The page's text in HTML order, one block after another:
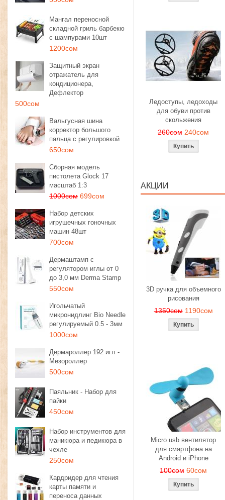
Мангал переносной
складной гриль барбекю
с шампурами 10шт
1200сом
Защитный экран
отражатель для
кондиционера,
Дефлектор
500сом
Вальгусная шина
корректор большого
пальца с регулировкой
650сом
Сборная модель
пистолета Glock 17
масштаб 1:3
1000сом 699сом
Набор детских
игрушечных гоночных
машин 48шт
700сом
Дермаштамп с
регулятором иглы от 0
до 3,0 мм Derma Stamp
550сом
Игольчатый
микронидлинг Bio Needle
регулируемый 0.5 - 3мм
1000сом
Дермароллер 192 игл -
Мезороллер
500сом
Паяльник - Набор для
пайки
450сом
Набор инструментов для
маникюра и педикюра в
чехле
250сом
Кардридер для чтения
карты памяти и
переноса данных
Ледоступы, ледоходы
для обуви против
скольжения
260сом 240сом
АКЦИИ
3D ручка для объемного
рисования
1350сом 1190сом
Micro usb вентилятор
для смартфона на
Android и iPhone
100сом 60сом